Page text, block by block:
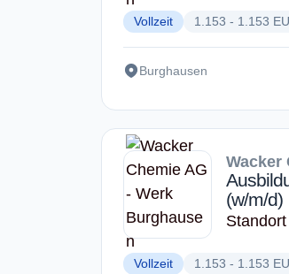
Vollzeit 1.153 - 1.153
Burghausen
Wacker
(w/m/d)
Vollzeit 1.153 - 1.153